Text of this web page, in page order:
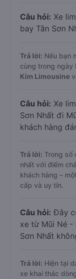
Câu hỏi: Xe
bay Tân Sơn
Trả lời: Nếu bạn
cùng trong ngày
Kim Limousine
Câu hỏi: Xe
Sơn Nhất đi
khách hàng
Trả lời: Trong số
nhất với điểm
khách hàng –
cấp và uy tín.
Câu hỏi: Đây
xe từ Mũi Né -
Sơn Nhất
Trả lời: Hiện tại
xe khai thác